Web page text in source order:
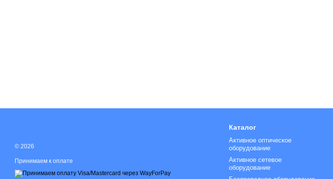
© 2026
Принимаем к оплате
Каталог
Активное оптическое
оборудование
Активное сетевое
оборудование